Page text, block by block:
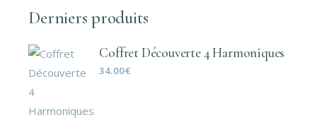
Derniers produits
Coffret Découverte 4 Harmoniques
34.00€